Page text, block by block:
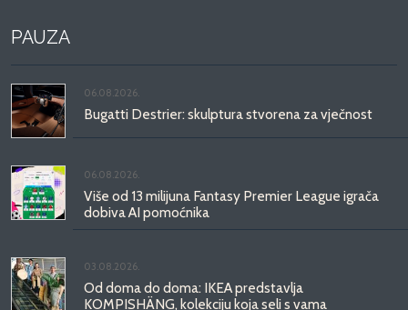
PAUZA
06.08.2026.
Bugatti Destrier: skulptura stvorena za vječnost
06.08.2026.
Više od 13 milijuna Fantasy Premier League igrača
dobiva AI pomoćnika
03.08.2026.
Od doma do doma: IKEA predstavlja
KOMPISHÄNG, kolekciju koja seli s vama